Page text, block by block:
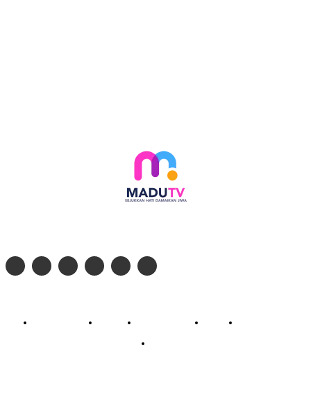
Profil Madu TV Redaksi Pedoman Siber Kontak